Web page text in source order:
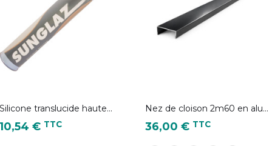
Silicone translucide haute...
Prix
10,54 € TTC
Nez de cloison 2m60 en alu...
Prix
36,00 € TTC